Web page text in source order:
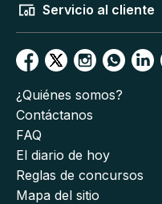
Servicio al cliente
¿Quiénes somos?
Contáctanos
FAQ
El diario de hoy
Reglas de concursos
Mapa del sitio